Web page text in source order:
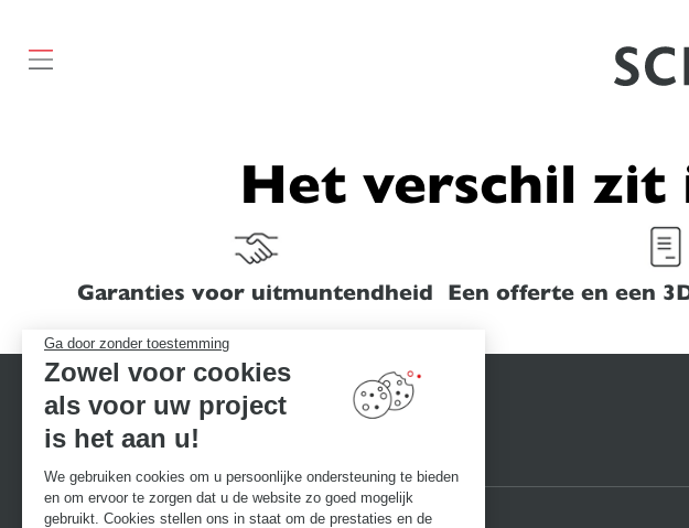
Ga door zonder toestemming
Zowel voor cookies
als voor uw project
is het aan u!
We gebruiken cookies om u persoonlijke ondersteuning te bieden
en om ervoor te zorgen dat u de website zo goed mogelijk
gebruikt. Cookies stellen ons in staat om de prestaties en de
Het verschil zit
Garanties voor uitmuntendheid Een offerte en een